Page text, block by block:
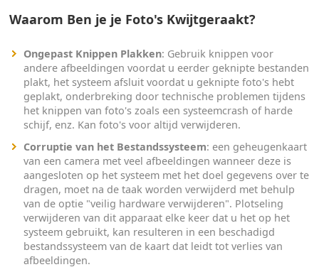
Waarom Ben je je Foto's Kwijtgeraakt?
Ongepast Knippen Plakken: Gebruik knippen voor
andere afbeeldingen voordat u eerder geknipte bestanden
plakt, het systeem afsluit voordat u geknipte foto's hebt
geplakt, onderbreking door technische problemen tijdens
het knippen van foto's zoals een systeemcrash of harde
schijf, enz. Kan foto's voor altijd verwijderen.
Corruptie van het Bestandssysteem: een geheugenkaart
van een camera met veel afbeeldingen wanneer deze is
aangesloten op het systeem met het doel gegevens over te
dragen, moet na de taak worden verwijderd met behulp
van de optie "veilig hardware verwijderen". Plotseling
verwijderen van dit apparaat elke keer dat u het op het
systeem gebruikt, kan resulteren in een beschadigd
bestandssysteem van de kaart dat leidt tot verlies van
afbeeldingen.